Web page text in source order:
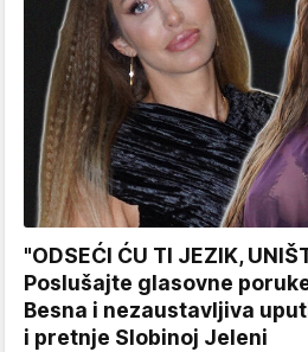
"ODSEĆI ĆU TI JEZIK,
Poslušajte glasovne
Besna i nezaustavljiva
i pretnje Slobinoj Jeleni